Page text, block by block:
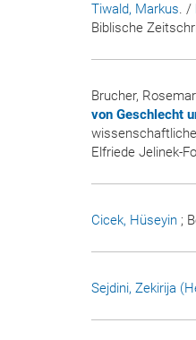
Tiwald, Markus. /
Biblische
Brucher,
von Geschlecht
Elfriede Jelinek-
Cicek, Hüseyin ;
Sejdini, Zekirija